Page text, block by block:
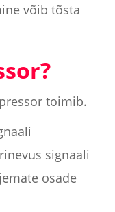
võib tõsta
toimib.
signaali
osade